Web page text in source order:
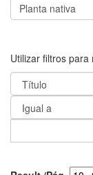
Utilizar filtros